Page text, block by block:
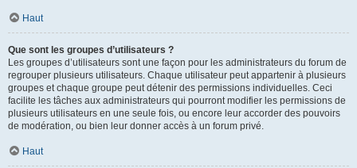
Haut
Que sont les groupes d’utilisateurs ?
Les groupes d’utilisateurs sont une façon pour les administrateurs du forum de
regrouper plusieurs utilisateurs. Chaque utilisateur peut appartenir à plusieurs
groupes et chaque groupe peut détenir des permissions individuelles. Ceci
facilite les tâches aux administrateurs qui pourront modifier les permissions de
plusieurs utilisateurs en une seule fois, ou encore leur accorder des pouvoirs
de modération, ou bien leur donner accès à un forum privé.
Haut